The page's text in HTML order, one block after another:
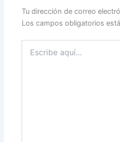
Tu dirección de correo
Los campos obligatorios
aquí...